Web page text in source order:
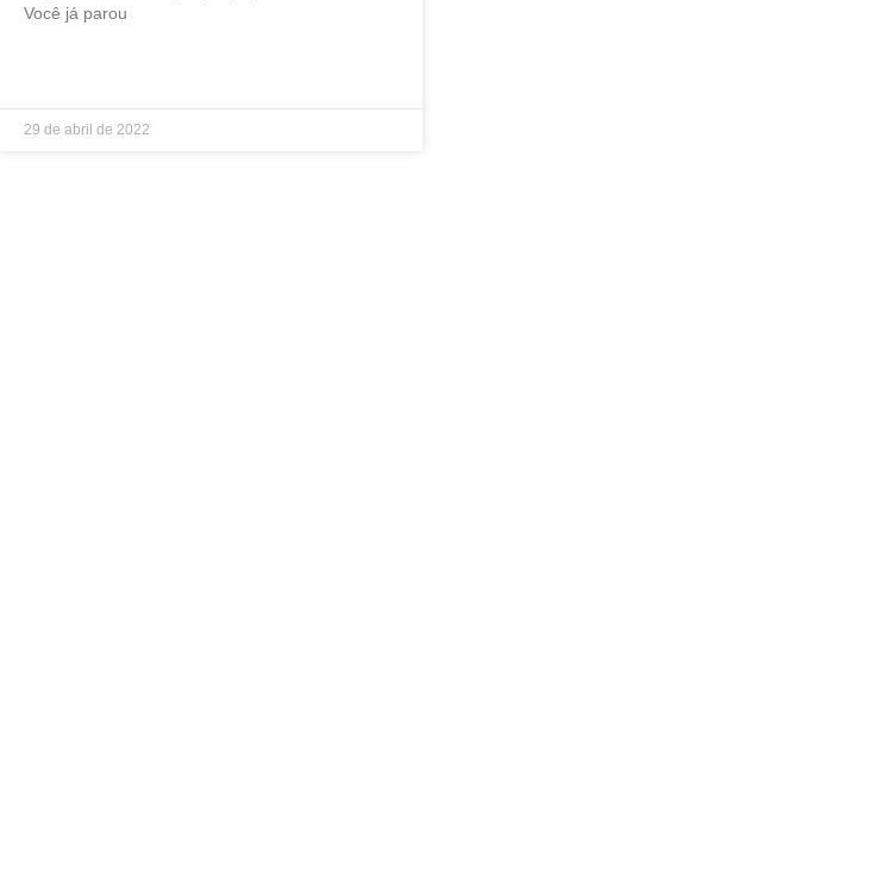
Você já parou
29 de abril de 2022